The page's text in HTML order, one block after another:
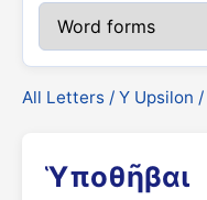
All Letters / Υ Upsilon
Ὑποθῆβαι